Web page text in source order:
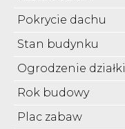
Pokrycie dachu
Stan budynku
Ogrodzenie działki
Rok budowy
Plac zabaw